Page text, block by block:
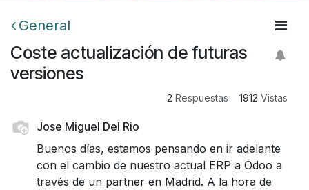
General
Coste actualización de futuras
versiones
2 Respuestas 1912 Vistas
Jose Miguel Del Rio
Buenos días, estamos pensando en ir adelante
con el cambio de nuestro actual ERP a Odoo a
través de un partner en Madrid. A la hora de